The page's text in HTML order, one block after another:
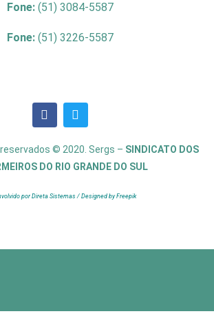
Fone: (51) 3084-5587
Fone: (51) 3226-5587
© 2020. Sergs – SINDICATO DOS
DO RIO GRANDE DO SUL
por Direta Sistemas / Designed by Freepik